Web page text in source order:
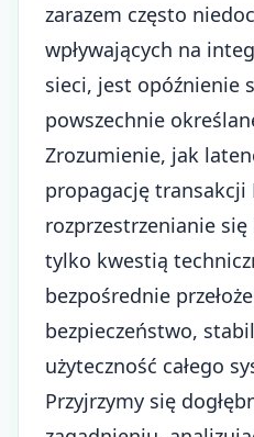
zarazem często
wpływających na
sieci, jest opóźnienie
powszechnie
Zrozumienie, jak
propagację transakcji
rozprzestrzenianie
tylko kwestią
bezpośrednie
bezpieczeństwo,
użyteczność całego
Przyjrzymy się